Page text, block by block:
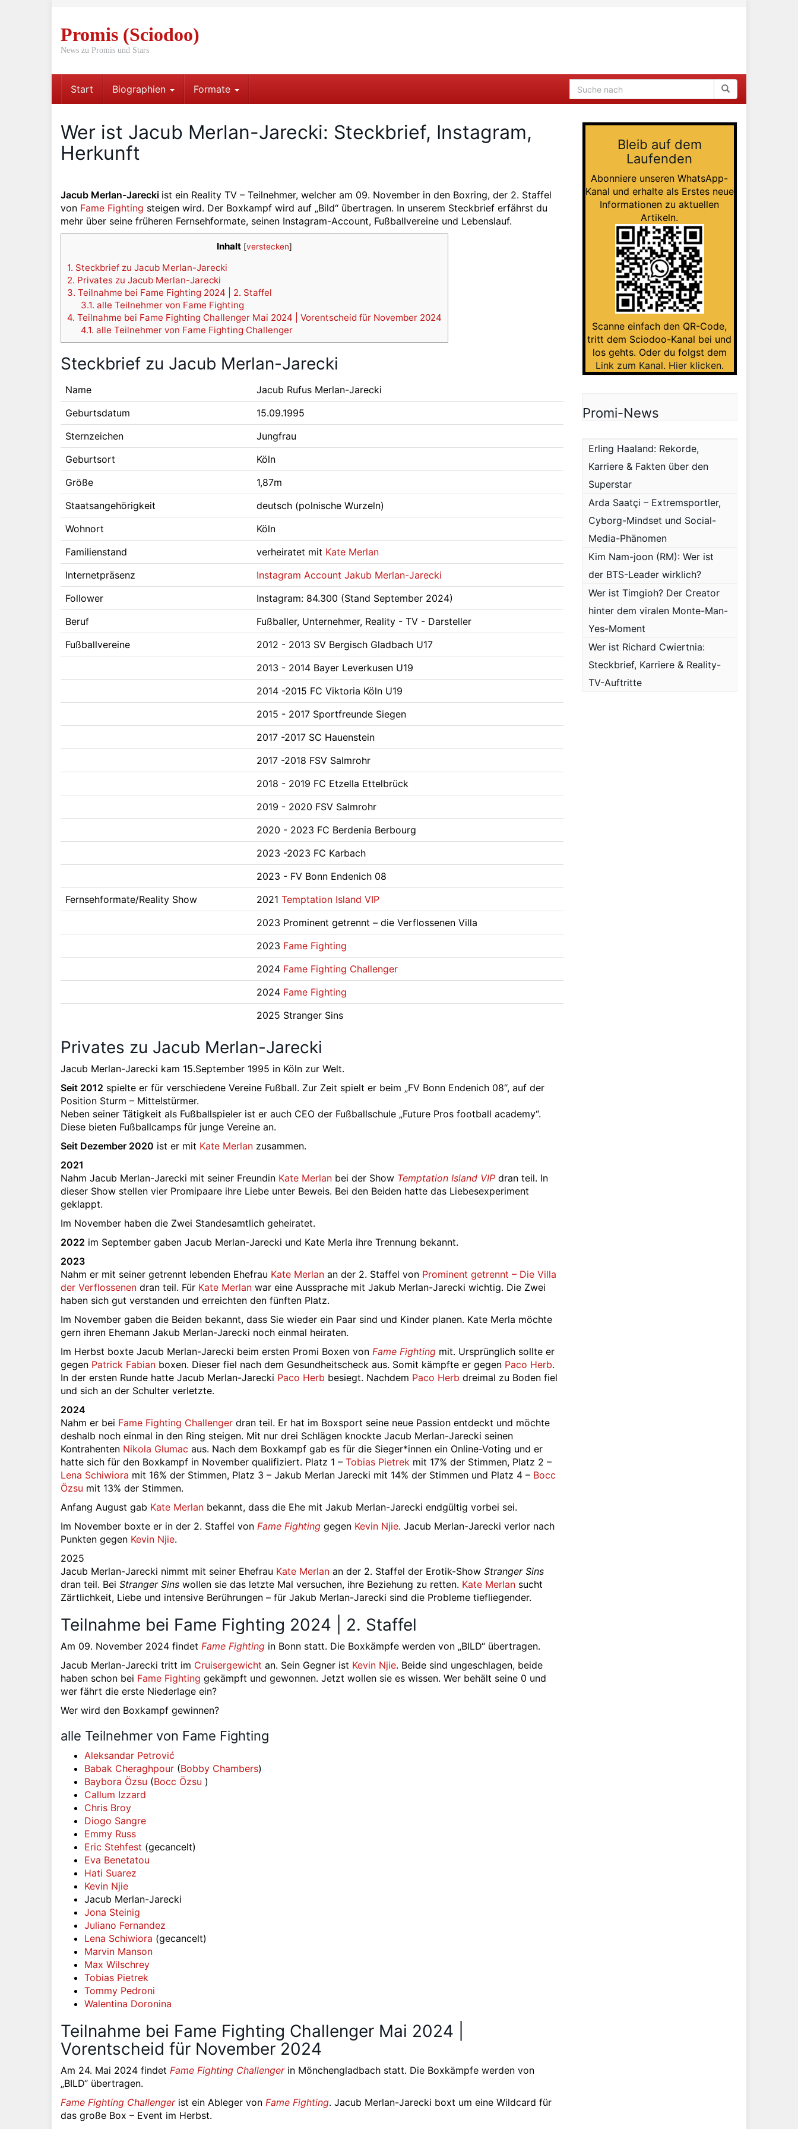
Promis (Sciodoo)
News zu Promis und Stars
Start Biographien Formate
Wer ist Jacub Merlan-Jarecki: Steckbrief, Instagram,
Herkunft
Jacub Merlan-Jarecki ist ein Reality TV – Teilnehmer, welcher am 09. November in den Boxring, der 2. Staffel
von Fame Fighting steigen wird. Der Boxkampf wird auf „Bild“ übertragen. In unserem Steckbrief erfährst du
mehr über seine früheren Fernsehformate, seinen Instagram-Account, Fußballvereine und Lebenslauf.
Inhalt [verstecken]
1. Steckbrief zu Jacub Merlan-Jarecki
2. Privates zu Jacub Merlan-Jarecki
3. Teilnahme bei Fame Fighting 2024 | 2. Staffel
3.1. alle Teilnehmer von Fame Fighting
4. Teilnahme bei Fame Fighting Challenger Mai 2024 | Vorentscheid für November 2024
4.1. alle Teilnehmer von Fame Fighting Challenger
Steckbrief zu Jacub Merlan-Jarecki
Name
Jacub Rufus Merlan-Jarecki
Geburtsdatum
15.09.1995
Sternzeichen
Jungfrau
Geburtsort
Köln
Größe
1,87m
Staatsangehörigkeit
deutsch (polnische Wurzeln)
Wohnort
Köln
Familienstand
verheiratet mit Kate Merlan
Internetpräsenz
Instagram Account Jakub Merlan-Jarecki
Follower
Instagram: 84.300 (Stand September 2024)
Beruf
Fußballer, Unternehmer, Reality - TV - Darsteller
Fußballvereine
2012 - 2013 SV Bergisch Gladbach U17
2013 - 2014 Bayer Leverkusen U19
2014 -2015 FC Viktoria Köln U19
2015 - 2017 Sportfreunde Siegen
2017 -2017 SC Hauenstein
2017 -2018 FSV Salmrohr
2018 - 2019 FC Etzella Ettelbrück
2019 - 2020 FSV Salmrohr
2020 - 2023 FC Berdenia Berbourg
2023 -2023 FC Karbach
2023 - FV Bonn Endenich 08
Fernsehformate/Reality Show
2021Temptation Island VIP
2023 Prominent getrennt – die Verflossenen Villa
2023 Fame Fighting
2024 Fame Fighting Challenger
2024 Fame Fighting
2025 Stranger Sins
Privates zu Jacub Merlan-Jarecki
Jacub Merlan-Jarecki kam 15.September 1995 in Köln zur Welt.
Seit 2012 spielte er für verschiedene Vereine Fußball. Zur Zeit spielt er beim „FV Bonn Endenich 08“, auf der
Position Sturm – Mittelstürmer.
Neben seiner Tätigkeit als Fußballspieler ist er auch CEO der Fußballschule „Future Pros football academy“.
Diese bieten Fußballcamps für junge Vereine an.
Seit Dezember 2020 ist er mit Kate Merlan zusammen.
2021
Nahm Jacub Merlan-Jarecki mit seiner Freundin Kate Merlan bei der Show Temptation Island VIP dran teil. In
dieser Show stellen vier Promipaare ihre Liebe unter Beweis. Bei den Beiden hatte das Liebesexperiment
geklappt.
Im November haben die Zwei Standesamtlich geheiratet.
2022 im September gaben Jacub Merlan-Jarecki und Kate Merla ihre Trennung bekannt.
2023
Nahm er mit seiner getrennt lebenden Ehefrau Kate Merlan an der 2. Staffel von Prominent getrennt – Die Villa
der Verflossenen dran teil. Für Kate Merlan war eine Aussprache mit Jakub Merlan-Jarecki wichtig. Die Zwei
haben sich gut verstanden und erreichten den fünften Platz.
Im November gaben die Beiden bekannt, dass Sie wieder ein Paar sind und Kinder planen. Kate Merla möchte
gern ihren Ehemann Jakub Merlan-Jarecki noch einmal heiraten.
Im Herbst boxte Jacub Merlan-Jarecki beim ersten Promi Boxen von Fame Fighting mit. Ursprünglich sollte er
gegen Patrick Fabian boxen. Dieser fiel nach dem Gesundheitscheck aus. Somit kämpfte er gegen Paco Herb.
In der ersten Runde hatte Jacub Merlan-Jarecki Paco Herb besiegt. Nachdem Paco Herb dreimal zu Boden fiel
und sich an der Schulter verletzte.
2024
Nahm er bei Fame Fighting Challenger dran teil. Er hat im Boxsport seine neue Passion entdeckt und möchte
deshalb noch einmal in den Ring steigen. Mit nur drei Schlägen knockte Jacub Merlan-Jarecki seinen
Kontrahenten Nikola Glumac aus. Nach dem Boxkampf gab es für die Sieger*innen ein Online-Voting und er
hatte sich für den Boxkampf in November qualifiziert. Platz 1 – Tobias Pietrek mit 17% der Stimmen, Platz 2 –
Lena Schiwiora mit 16% der Stimmen, Platz 3 – Jakub Merlan Jarecki mit 14% der Stimmen und Platz 4 – Bocc
Özsu mit 13% der Stimmen.
Anfang August gab Kate Merlan bekannt, dass die Ehe mit Jakub Merlan-Jarecki endgültig vorbei sei.
Im November boxte er in der 2. Staffel von Fame Fighting gegen Kevin Njie. Jacub Merlan-Jarecki verlor nach
Punkten gegen Kevin Njie.
2025
Jacub Merlan-Jarecki nimmt mit seiner Ehefrau Kate Merlan an der 2. Staffel der Erotik-Show Stranger Sins
dran teil. Bei Stranger Sins wollen sie das letzte Mal versuchen, ihre Beziehung zu retten. Kate Merlan sucht
Zärtlichkeit, Liebe und intensive Berührungen – für Jakub Merlan-Jarecki sind die Probleme tiefliegender.
Teilnahme bei Fame Fighting 2024 | 2. Staffel
Am 09. November 2024 findet Fame Fighting in Bonn statt. Die Boxkämpfe werden von „BILD“ übertragen.
Jacub Merlan-Jarecki tritt im Cruisergewicht an. Sein Gegner ist Kevin Njie. Beide sind ungeschlagen, beide
haben schon bei Fame Fighting gekämpft und gewonnen. Jetzt wollen sie es wissen. Wer behält seine 0 und
wer fährt die erste Niederlage ein?
Wer wird den Boxkampf gewinnen?
alle Teilnehmer von Fame Fighting
Aleksandar Petrović
Babak Cheraghpour (Bobby Chambers)
Baybora Özsu (Bocc Özsu )
Callum Izzard
Chris Broy
Diogo Sangre
Emmy Russ
Eric Stehfest (gecancelt)
Eva Benetatou
Hati Suarez
Kevin Njie
Jacub Merlan-Jarecki
Jona Steinig
Juliano Fernandez
Lena Schiwiora (gecancelt)
Marvin Manson
Max Wilschrey
Tobias Pietrek
Tommy Pedroni
Walentina Doronina
Teilnahme bei Fame Fighting Challenger Mai 2024 |
Vorentscheid für November 2024
Am 24. Mai 2024 findet Fame Fighting Challengerin Mönchengladbach statt. Die Boxkämpfe werden von
„BILD“ übertragen.
Fame Fighting Challenger ist ein Ableger von Fame Fighting. Jacub Merlan-Jarecki boxt um eine Wildcard für
das große Box – Event im Herbst.
Bleib auf dem
Laufenden
Abonniere unseren WhatsApp-
Kanal und erhalte als Erstes neue
Informationen zu aktuellen
Artikeln.
Scanne einfach den QR-Code,
tritt dem Sciodoo-Kanal bei und
los gehts. Oder du folgst dem
Link zum Kanal. Hier klicken.
Promi-News
Erling Haaland: Rekorde,
Karriere & Fakten über den
Superstar
Arda Saatçi – Extremsportler,
Cyborg-Mindset und Social-
Media-Phänomen
Kim Nam-joon (RM): Wer ist
der BTS-Leader wirklich?
Wer ist Timgioh? Der Creator
hinter dem viralen Monte-Man-
Yes-Moment
Wer ist Richard Cwiertnia:
Steckbrief, Karriere & Reality-
TV-Auftritte